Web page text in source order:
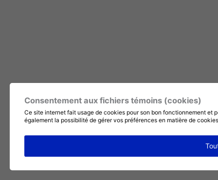
Consentement aux fichiers témoins (cookies)
Ce site internet fait usage de cookies pour son bon fonctionnement et
également la possibilité de gérer vos préférences en matière de